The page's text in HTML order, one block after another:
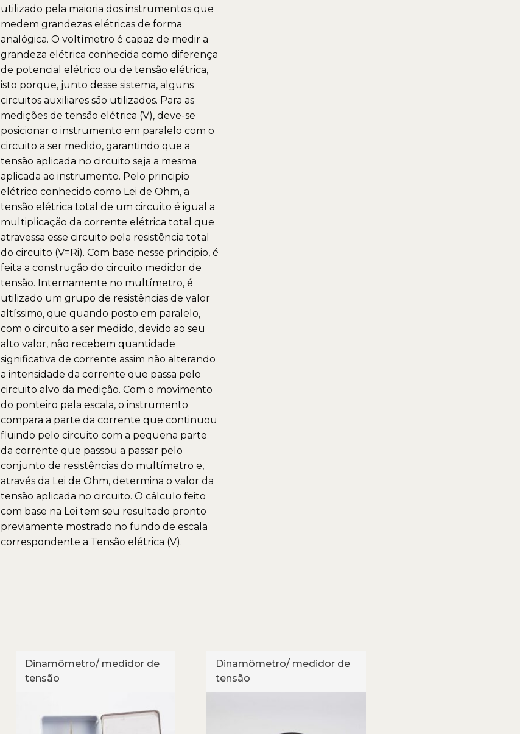
utilizado pela maioria dos instrumentos que
medem grandezas elétricas de forma
analógica. O voltímetro é capaz de medir a
grandeza elétrica conhecida como diferença
de potencial elétrico ou de tensão elétrica,
isto porque, junto desse sistema, alguns
circuitos auxiliares são utilizados. Para as
medições de tensão elétrica (V), deve-se
posicionar o instrumento em paralelo com o
circuito a ser medido, garantindo que a
tensão aplicada no circuito seja a mesma
aplicada ao instrumento. Pelo principio
elétrico conhecido como Lei de Ohm, a
tensão elétrica total de um circuito é igual a
multiplicação da corrente elétrica total que
atravessa esse circuito pela resistência total
do circuito (V=Ri). Com base nesse principio, é
feita a construção do circuito medidor de
tensão. Internamente no multímetro, é
utilizado um grupo de resistências de valor
altíssimo, que quando posto em paralelo,
com o circuito a ser medido, devido ao seu
alto valor, não recebem quantidade
significativa de corrente assim não alterando
a intensidade da corrente que passa pelo
circuito alvo da medição. Com o movimento
do ponteiro pela escala, o instrumento
compara a parte da corrente que continuou
fluindo pelo circuito com a pequena parte
da corrente que passou a passar pelo
conjunto de resistências do multímetro e,
através da Lei de Ohm, determina o valor da
tensão aplicada no circuito. O cálculo feito
com base na Lei tem seu resultado pronto
previamente mostrado no fundo de escala
correspondente a Tensão elétrica (V).
Dinamômetro/ medidor de
tensão
Dinamômetro/ medidor de
tensão